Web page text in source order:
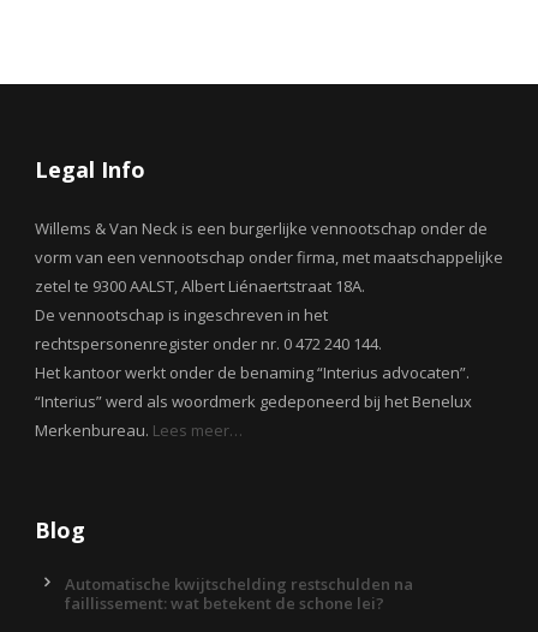
Legal Info
Willems & Van Neck is een burgerlijke vennootschap onder de
vorm van een vennootschap onder firma, met maatschappelijke
zetel te 9300 AALST, Albert Liénaertstraat 18A.
De vennootschap is ingeschreven in het
rechtspersonenregister onder nr. 0 472 240 144.
Het kantoor werkt onder de benaming “Interius advocaten”.
“Interius” werd als woordmerk gedeponeerd bij het Benelux
Merkenbureau. Lees meer…
Blog
Automatische kwijtschelding restschulden na
faillissement: wat betekent de schone lei?